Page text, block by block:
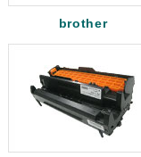
brother